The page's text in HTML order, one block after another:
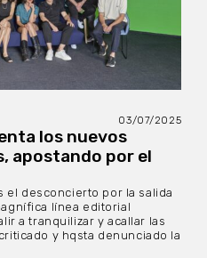
03/07/2025
los nuevos
apostando por el
el desconcierto por la salida
línea editorial
a tranquilizar y acallar las
y hqsta denunciado la